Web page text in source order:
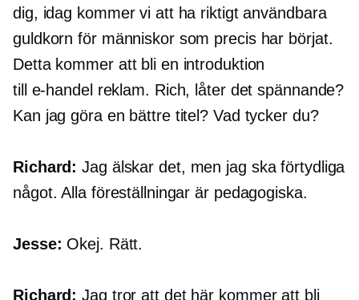
dig, idag kommer vi att ha riktigt användbara
guldkorn för människor som precis har börjat.
Detta kommer att bli en introduktion
till e-handel reklam. Rich, låter det spännande?
Kan jag göra en bättre titel? Vad tycker du?
Richard: Jag älskar det, men jag ska förtydliga
något. Alla föreställningar är pedagogiska.
Jesse: Okej. Rätt.
Richard: Jag tror att det här kommer att bli